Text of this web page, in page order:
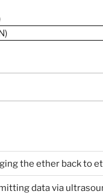
the ether back to
data via